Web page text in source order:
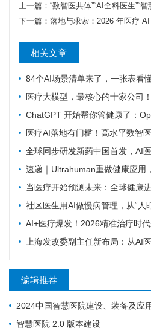
上一篇： “数智医共体”“AI全科医生”“智慧家医
下一篇： 落地与求索：2026 年医疗
相关文章
84个AI场景清单来了，一张表看懂医
医疗大模型，最核心的十家公司！
ChatGPT 开始帮你管健康了：OpenAI 正式推出 Health 功能，
医疗AI落地有门槛！高水平数智医院建设离不开16
全球同步研发新药中国首发，AI医疗加速落地——
速递｜Ultrahuman重做健康应用，AI医疗穿戴从“
当医疗开始预测未来：全球健康
社区医生用AI做慢病管理，从“人盯人”
AI+医疗爆发！2026精准治疗时代来了：诊断准确率98%+，100+
上海发改委副主任新布局：从AI医疗到细胞基因治疗，探寻
编辑推荐
2024中国智慧医院建设、装备及应
智慧医院 2.0 版本建设